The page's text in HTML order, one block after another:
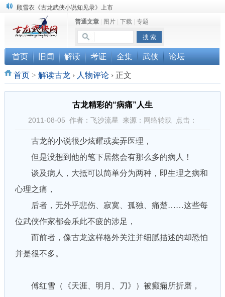
顾雪衣《古龙武侠小说知见录》上市
“武侠书库”查缺补漏活动圆满结束
《古龙小说原貌探究》修订版已上市
普通文章| 图片| 下载| 专题
首页 旧闻 解读 考证 全集 武侠 论坛
首页> 解读古龙 › 人物评论 ›正文
古龙精彩的“病痛”人生
2011-08-05 作者：飞沙流星 来源： 网络转载 点击：
古龙的小说很少炫耀或卖弄医理，
但是没想到他的笔下居然会有那么多的病人！
谈及病人，大抵可以简单分为两种，即生理之病和
心理之痛，
后者，无外乎悲伤、寂寞、孤独、痛楚……这些每
位武侠作家都会乐此不疲的涉足，
而前者，像古龙这样格外关注并细腻描述的却恐怕
并是很不多。
傅红雪（《天涯、明月、刀》）被癫痫所折磨，